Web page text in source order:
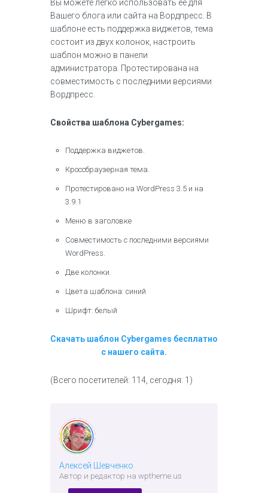
Вы можете легко использовать ее для
Вашего блога или сайта на Вордпресс. В
шаблоне есть поддержка виджетов, тема
состоит из двух колонок, настроить
шаблон можно в панели
администратора. Протестирована на
совместимость с последними версиями
Вордпресс.
Свойства шаблона Cybergames:
Поддержка виджетов.
Кроссбраузерная тема.
Протестировано на WordPress 3.5 и на
3.9.1
Меню в заголовке
Совместимость с последними версиями
WordPress.
Две колонки.
Цвета шаблона: синий
Шрифт: белый
Скачать шаблон Cybergames бесплатно
с нашего сайта.
(Всего посетителей: 114, сегодня: 1)
Алексей Шевченко
Автор и редактор на wptheme.us